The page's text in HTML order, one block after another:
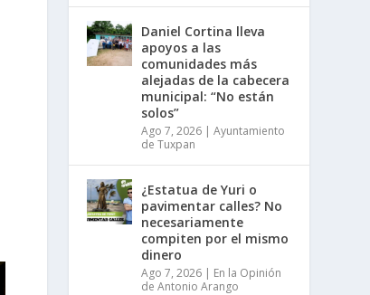
Daniel Cortina lleva
apoyos a las
comunidades más
alejadas de la cabecera
municipal: “No están
solos”
Ago 7, 2026| Ayuntamiento
de Tuxpan
¿Estatua de Yuri o
pavimentar calles? No
necesariamente
compiten por el mismo
dinero
Ago 7, 2026| En la Opinión
de Antonio Arango